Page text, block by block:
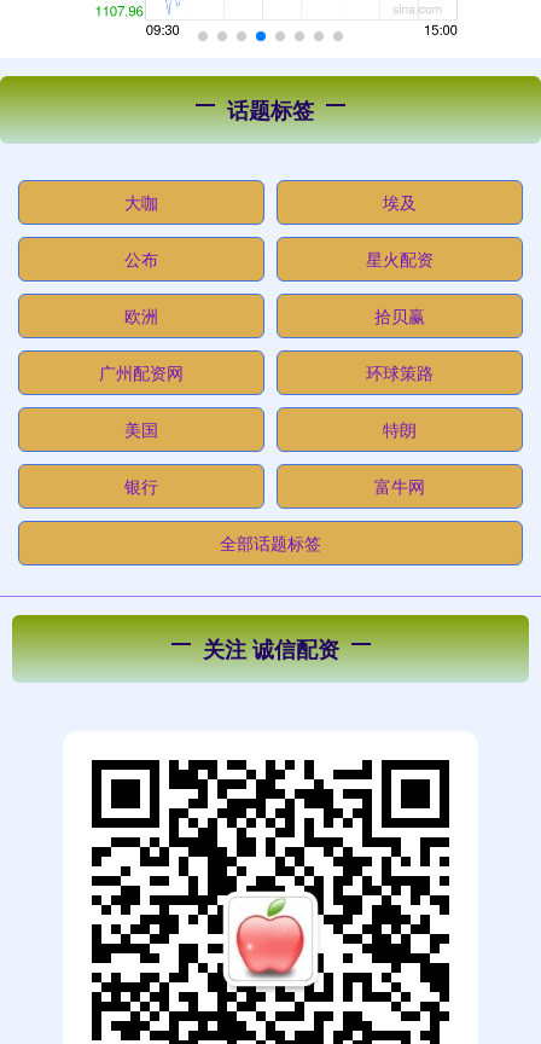
话题标签
大咖 埃及
公布 星火配资
欧洲 拾贝赢
广州配资网 环球策路
美国 特朗
银行 富牛网
全部话题标签
关注 诚信配资